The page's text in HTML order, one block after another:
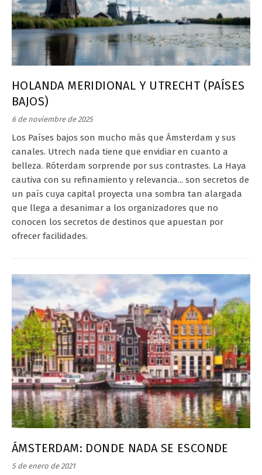
HOLANDA MERIDIONAL Y UTRECHT (PAÍSES
BAJOS)
6 de noviembre de 2025
Los Países bajos son mucho más que Ámsterdam y sus
canales. Utrech nada tiene que envidiar en cuanto a
belleza. Róterdam sorprende por sus contrastes. La Haya
cautiva con su refinamiento y relevancia... son secretos de
un país cuya capital proyecta una sombra tan alargada
que llega a desanimar a los organizadores que no
conocen los secretos de destinos que apuestan por
ofrecer facilidades.
ÁMSTERDAM: DONDE NADA SE ESCONDE
5 de enero de 2021